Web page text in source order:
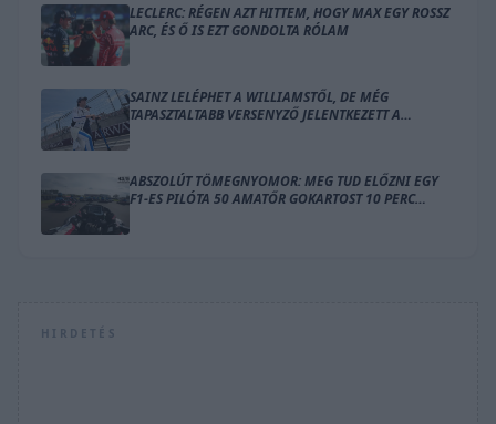
LECLERC: RÉGEN AZT HITTEM, HOGY MAX EGY ROSSZ
ARC, ÉS Ő IS EZT GONDOLTA RÓLAM
SAINZ LELÉPHET A WILLIAMSTŐL, DE MÉG
TAPASZTALTABB VERSENYZŐ JELENTKEZETT A
ABSZOLÚT TÖMEGNYOMOR: MEG TUD ELŐZNI EGY
F1-ES PILÓTA 50 AMATŐR GOKARTOST 10 PERC
HIRDETÉS